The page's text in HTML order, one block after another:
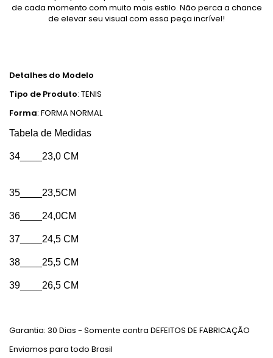
de cada momento com muito mais estilo. Não perca a chance
de elevar seu visual com essa peça incrível!
Detalhes do Modelo
Tipo de Produto: TENIS
Forma: FORMA NORMAL
Tabela de Medidas
34____23,0 CM
35____23,5CM
36____24,0CM
37____24,5 CM
38____25,5 CM
39____26,5 CM
Garantia: 30 Dias - Somente contra DEFEITOS DE FABRICAÇÃO
Enviamos para todo Brasil